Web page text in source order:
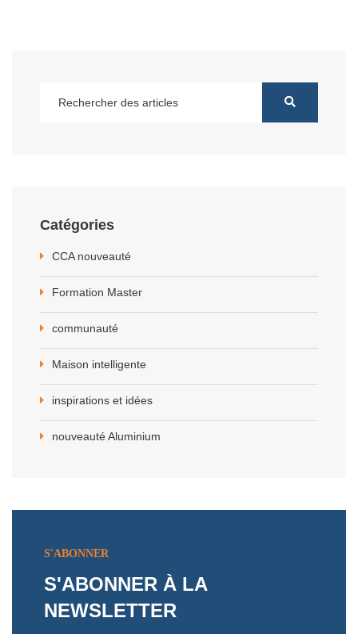
Catégories
CCA nouveauté
Formation Master
communauté
Maison intelligente
inspirations et idées
nouveauté Aluminium
S'ABONNER
S'ABONNER À LA
NEWSLETTER